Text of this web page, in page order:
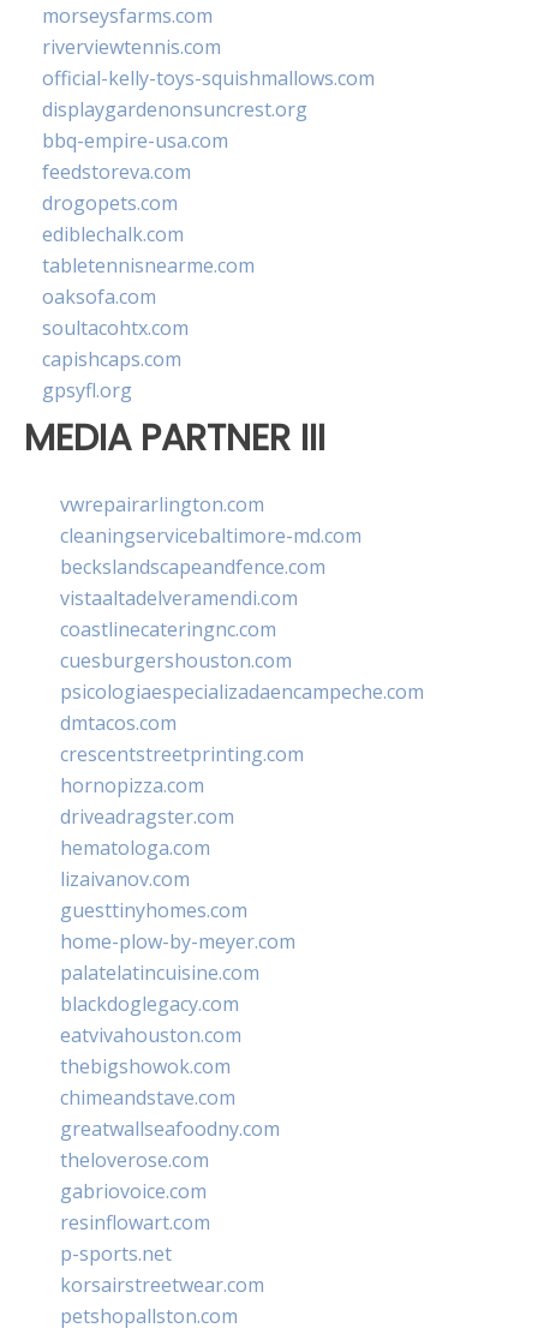
morseysfarms.com
riverviewtennis.com
official-kelly-toys-squishmallows.com
displaygardenonsuncrest.org
bbq-empire-usa.com
feedstoreva.com
drogopets.com
ediblechalk.com
tabletennisnearme.com
oaksofa.com
soultacohtx.com
capishcaps.com
gpsyfl.org
MEDIA PARTNER III
vwrepairarlington.com
cleaningservicebaltimore-md.com
beckslandscapeandfence.com
vistaaltadelveramendi.com
coastlinecateringnc.com
cuesburgershouston.com
psicologiaespecializadaencampeche.com
dmtacos.com
crescentstreetprinting.com
hornopizza.com
driveadragster.com
hematologa.com
lizaivanov.com
guesttinyhomes.com
home-plow-by-meyer.com
palatelatincuisine.com
blackdoglegacy.com
eatvivahouston.com
thebigshowok.com
chimeandstave.com
greatwallseafoodny.com
theloverose.com
gabriovoice.com
resinflowart.com
p-sports.net
korsairstreetwear.com
petshopallston.com